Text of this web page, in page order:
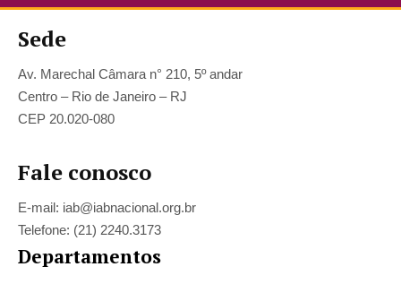
Sede
Av. Marechal Câmara n° 210, 5º andar
Centro – Rio de Janeiro – RJ
CEP 20.020-080
Fale conosco
E-mail: iab@iabnacional.org.br
Telefone: (21) 2240.3173
Departamentos